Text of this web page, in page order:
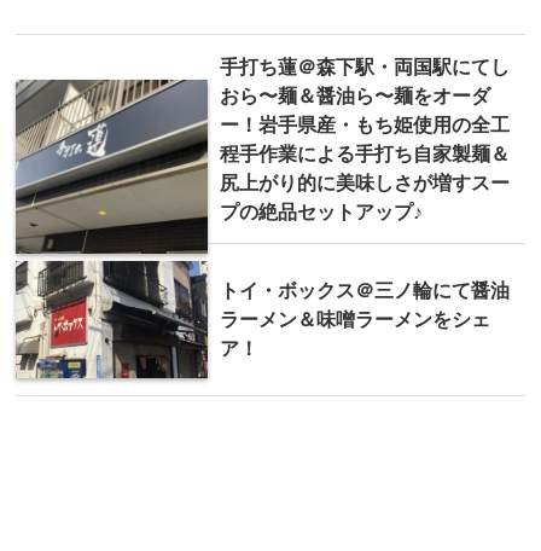
手打ち蓮＠森下駅・両国駅にてし
おら〜麺＆醤油ら〜麺をオーダ
ー！岩手県産・もち姫使用の全工
程手作業による手打ち自家製麺＆
尻上がり的に美味しさが増すスー
プの絶品セットアップ♪
トイ・ボックス＠三ノ輪にて醤油
ラーメン＆味噌ラーメンをシェ
ア！